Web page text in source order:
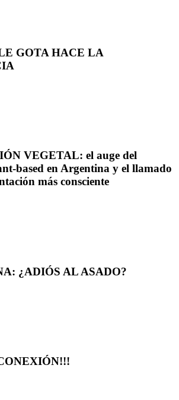
GOTA HACE LA
VEGETAL: el auge del
based en Argentina y el llamado
más consciente
¿ADIÓS AL ASADO?